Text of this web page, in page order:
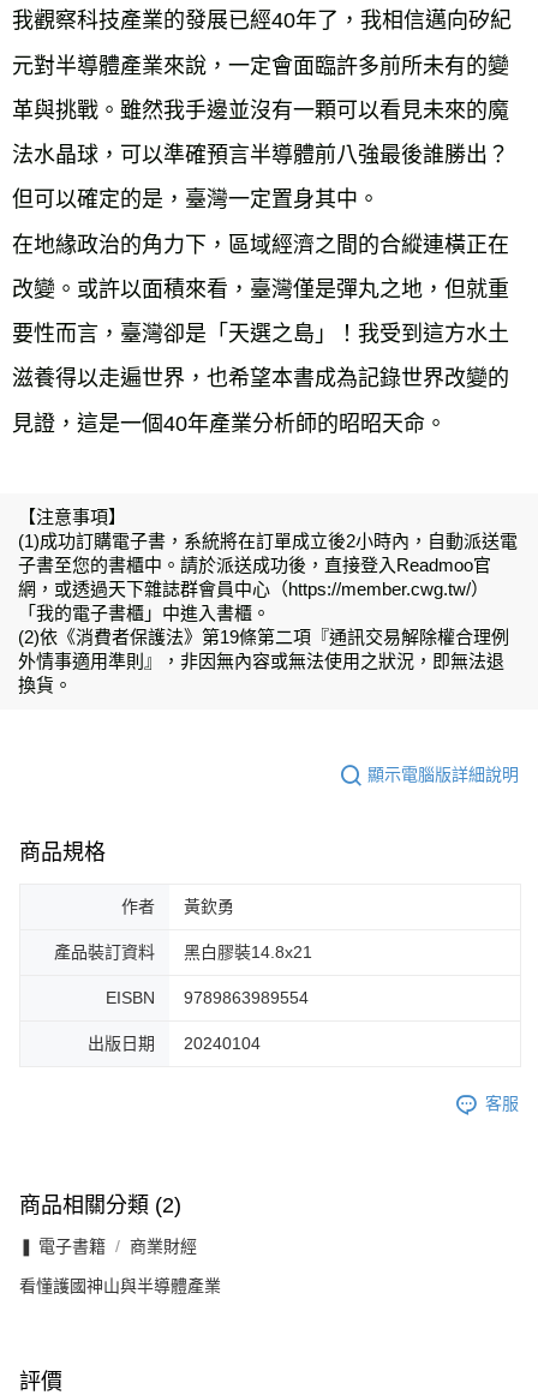
我觀察科技產業的發展已經40年了，我相信邁向矽紀
元對半導體產業來說，一定會面臨許多前所未有的變
革與挑戰。雖然我手邊並沒有一顆可以看見未來的魔
法水晶球，可以準確預言半導體前八強最後誰勝出？
但可以確定的是，臺灣一定置身其中。
在地緣政治的角力下，區域經濟之間的合縱連橫正在
改變。或許以面積來看，臺灣僅是彈丸之地，但就重
要性而言，臺灣卻是「天選之島」！我受到這方水土
滋養得以走遍世界，也希望本書成為記錄世界改變的
見證，這是一個40年產業分析師的昭昭天命。
【注意事項】
(1)成功訂購電子書，系統將在訂單成立後2小時內，自動派送電
子書至您的書櫃中。請於派送成功後，直接登入Readmoo官
網，或透過天下雜誌群會員中心（https://member.cwg.tw/）
「我的電子書櫃」中進入書櫃。
(2)依《消費者保護法》第19條第二項『通訊交易解除權合理例
外情事適用準則』，非因無內容或無法使用之狀況，即無法退
換貨。
顯示電腦版詳細說明
商品規格
作者 黃欽勇
產品裝訂資料 黑白膠裝14.8x21
EISBN 9789863989554
出版日期 20240104
客服
商品相關分類 (2)
❚ 電子書籍 商業財經
看懂護國神山與半導體產業
評價